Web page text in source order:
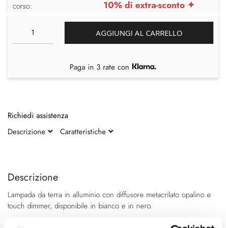
fine
galleria
di
della
di
immagini
Descrizione
Lampada da terra in alluminio con diffusore metacrilato opalino e
touch dimmer, disponibile in bianco e in nero.
corso:
10% di extra-sconto ✦
AGGIUNGI AL CARRELLO
Paga in 3 rate con
Richiedi assistenza
Descrizione
Caratteristiche